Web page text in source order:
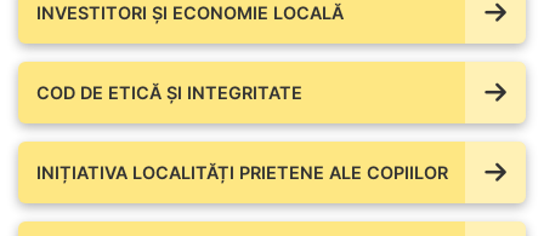
INVESTITORI ȘI ECONOMIE LOCALĂ
COD DE ETICĂ ȘI INTEGRITATE
INIȚIATIVA LOCALITĂȚI PRIETENE ALE COPIILOR